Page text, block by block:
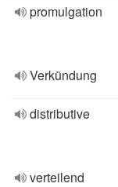
promulgation
Verkündung
distributive
verteilend